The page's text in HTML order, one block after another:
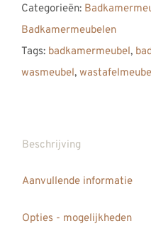
2300
aantal
Categorieën:
Badkamermeubelen
Tags: badkamermeubel,
wasmeubel,
Beschrijving
Aanvullende informatie
Opties - mogelijkheden